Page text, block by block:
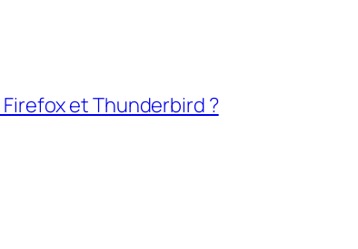
et Thunderbird ?